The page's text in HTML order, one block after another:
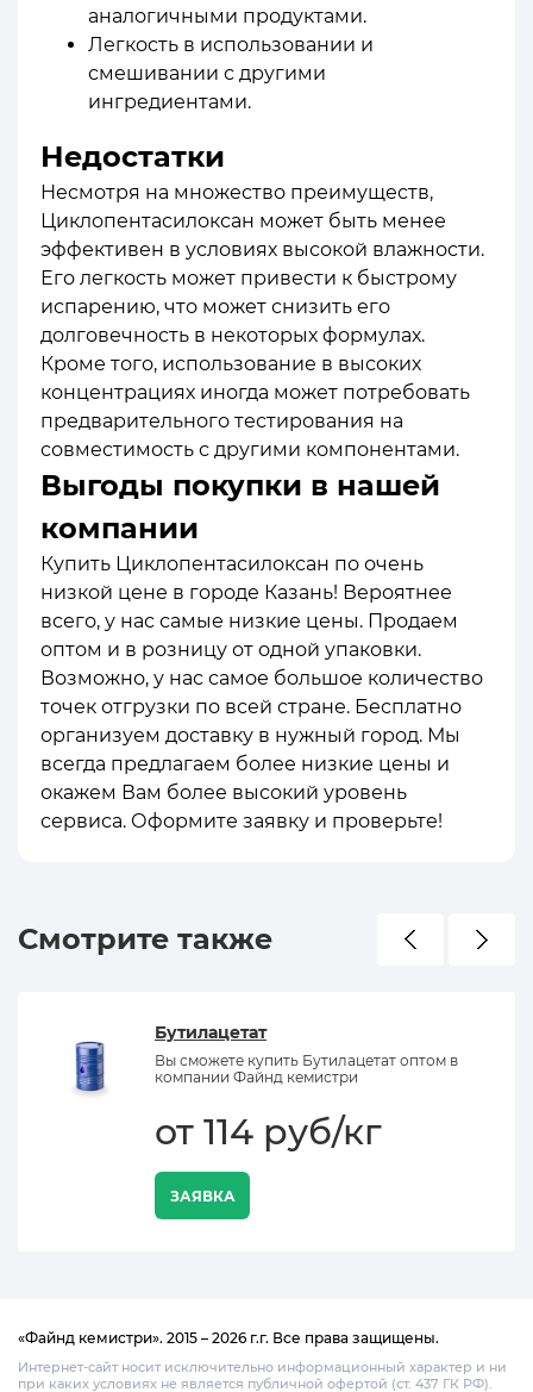
аналогичными продуктами.
Легкость в использовании и
смешивании с другими
ингредиентами.
Недостатки
Несмотря на множество преимуществ,
Циклопентасилоксан может быть менее
эффективен в условиях высокой влажности.
Его легкость может привести к быстрому
испарению, что может снизить его
долговечность в некоторых формулах.
Кроме того, использование в высоких
концентрациях иногда может потребовать
предварительного тестирования на
совместимость с другими компонентами.
Выгоды покупки в нашей
компании
Купить Циклопентасилоксан по очень
низкой цене в городе Казань! Вероятнее
всего, у нас самые низкие цены. Продаем
оптом и в розницу от одной упаковки.
Возможно, у нас самое большое количество
точек отгрузки по всей стране. Бесплатно
организуем доставку в нужный город. Мы
всегда предлагаем более низкие цены и
окажем Вам более высокий уровень
сервиса. Оформите заявку и проверьте!
Смотрите также
Бутилацетат
Вы сможете купить Бутилацетат оптом в
компании Файнд кемистри
от 114 руб/кг
ЗАЯВКА
«Файнд кемистри». 2015 – 2026 г.г. Все права защищены.
Интернет-сайт носит исключительно информационный характер и ни
при каких условиях не является публичной офертой (ст. 437 ГК РФ).